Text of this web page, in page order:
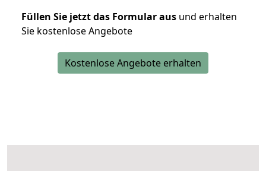
Füllen Sie jetzt das Formular aus und erhalten
Sie kostenlose Angebote
Kostenlose Angebote erhalten